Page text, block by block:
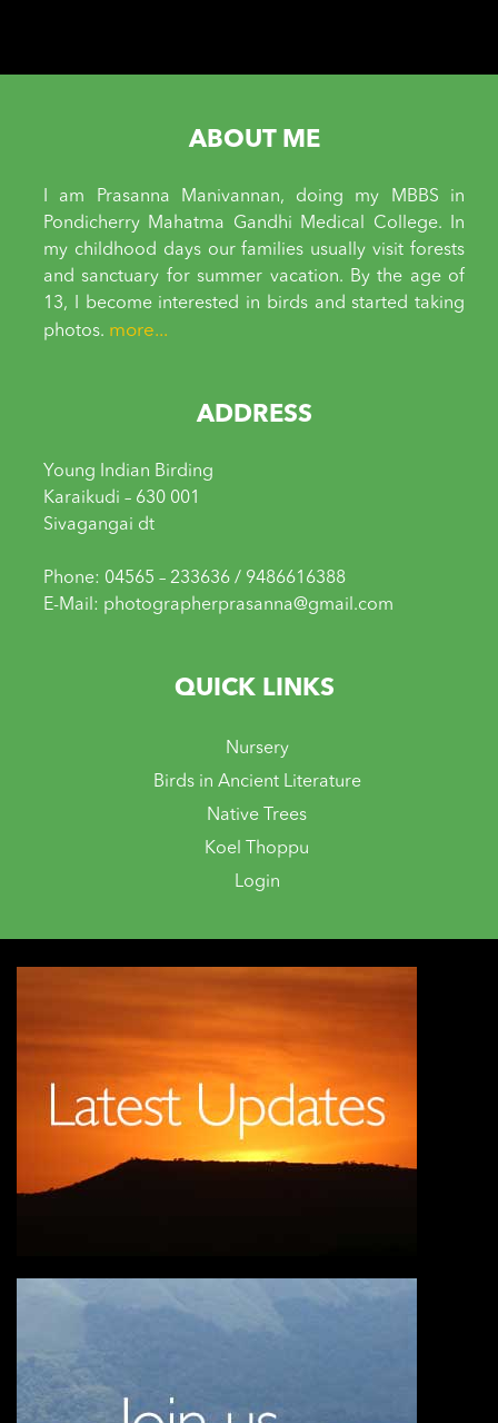
ABOUT ME
I am Prasanna Manivannan, doing my MBBS in
Pondicherry Mahatma Gandhi Medical College. In
my childhood days our families usually visit forests
and sanctuary for summer vacation. By the age of
13, I become interested in birds and started taking
photos. more...
ADDRESS
Young Indian Birding
Karaikudi – 630 001
Sivagangai dt
Phone: 04565 – 233636 / 9486616388
E-Mail: photographerprasanna@gmail.com
QUICK LINKS
Nursery
Birds in Ancient Literature
Native Trees
Koel Thoppu
Login